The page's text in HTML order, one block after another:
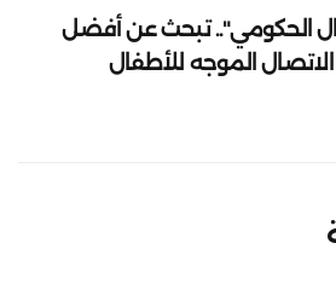
الحكومي".. تبحث عن أفضل
الاتصال الموجه للأطفال